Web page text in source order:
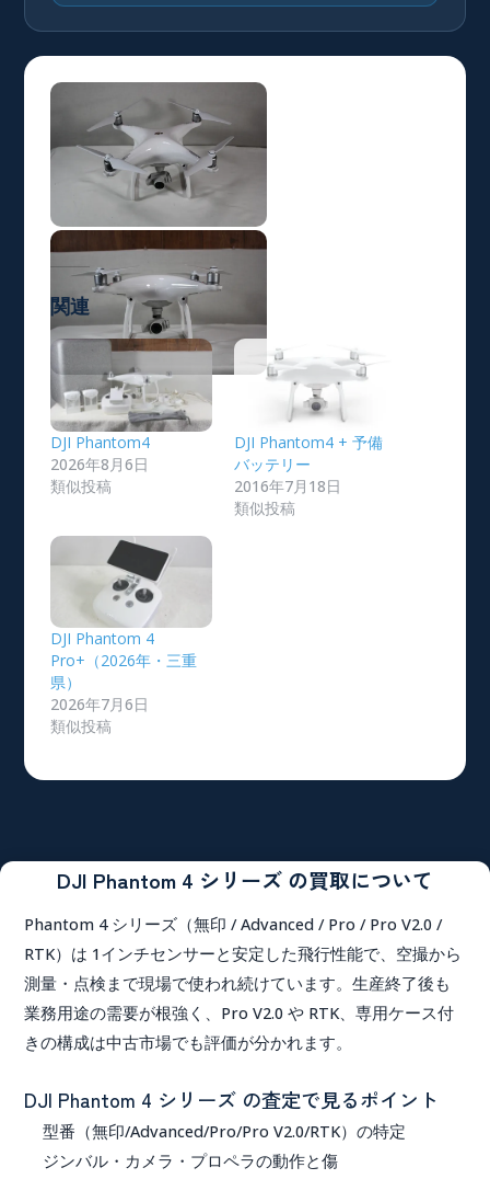
関連
DJI Phantom4
2026年8月6日
類似投稿
DJI Phantom4 + 予備
バッテリー
2016年7月18日
類似投稿
DJI Phantom 4
Pro+（2026年・三重
県）
2026年7月6日
類似投稿
DJI Phantom 4 シリーズ の買取について
Phantom 4 シリーズ（無印 / Advanced / Pro / Pro V2.0 /
RTK）は 1インチセンサーと安定した飛行性能で、空撮から
測量・点検まで現場で使われ続けています。生産終了後も
業務用途の需要が根強く、Pro V2.0 や RTK、専用ケース付
きの構成は中古市場でも評価が分かれます。
DJI Phantom 4 シリーズ の査定で見るポイント
型番（無印/Advanced/Pro/Pro V2.0/RTK）の特定
ジンバル・カメラ・プロペラの動作と傷